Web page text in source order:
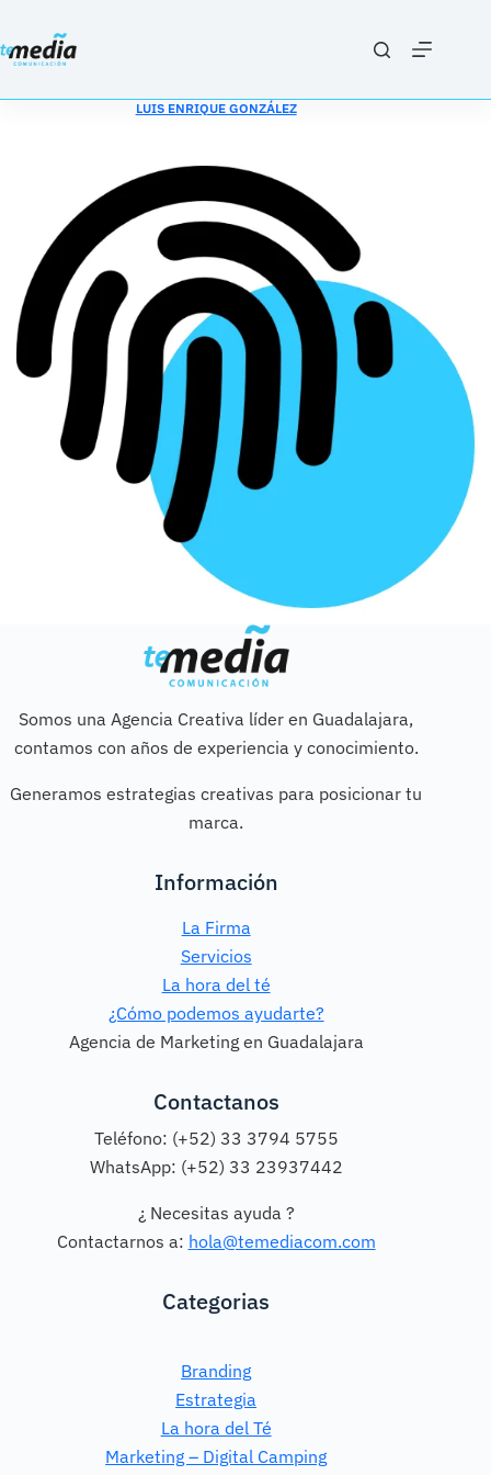
al
contenido
LUIS ENRIQUE GONZÁLEZ
Somos una Agencia Creativa líder en Guadalajara,
contamos con años de experiencia y conocimiento.
Generamos estrategias creativas para posicionar tu
marca.
Información
La Firma
Servicios
La hora del té
¿Cómo podemos ayudarte?
Agencia de Marketing en Guadalajara
Contactanos
Teléfono: (+52) 33 3794 5755
WhatsApp: (+52) 33 23937442
¿ Necesitas ayuda ?
Contactarnos a: hola@temediacom.com
Categorias
Branding
Estrategia
La hora del Té
Marketing – Digital Camping